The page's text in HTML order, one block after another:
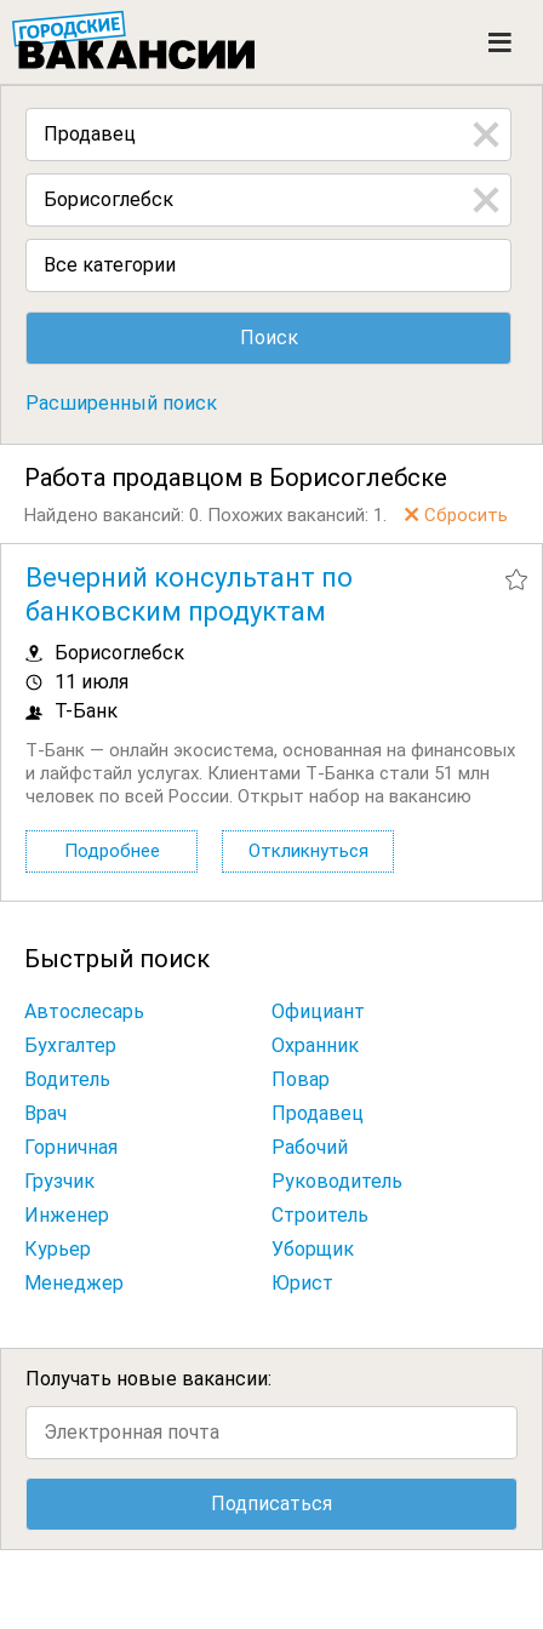
n
Все категории
Расширенный поиск
Работа продавцом в Борисоглебске
Найдено вакансий: 0. Похожих вакансий: 1. Сбросить
Вечерний консультант по
банковским продуктам
Борисоглебск
11 июля
Т-Банк
Т‑Банк — онлайн экосистема, основанная на финансовых
и лайфстайл услугах. Клиентами Т‑Банка стали 51 млн
человек по всей России. Открыт набор на вакансию
будете делать: Консультировать клиентов по
депозитным продуктам на входящих звонках...
Подробнее Откликнуться
Быстрый поиск
Автослесарь
Официант
Бухгалтер
Охранник
Водитель
Повар
Врач
Продавец
Горничная
Рабочий
Грузчик
Руководитель
Инженер
Строитель
Курьер
Уборщик
Менеджер
Юрист
Получать новые вакансии: